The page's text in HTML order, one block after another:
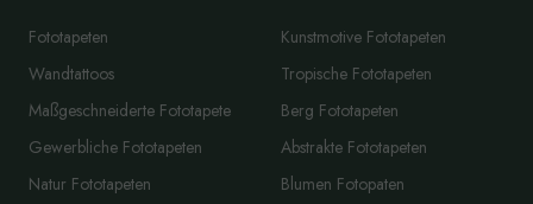
Fototapeten
Wandtattoos
Maßgeschneiderte Fototapete
Gewerbliche Fototapeten
Natur Fototapeten
Kunstmotive Fototapeten
Tropische Fototapeten
Berg Fototapeten
Abstrakte Fototapeten
Blumen Fotopaten